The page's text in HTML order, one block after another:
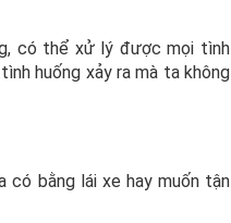
có thể xử lý được mọi tình
huống xảy ra mà ta không
có bằng lái xe hay muốn tận